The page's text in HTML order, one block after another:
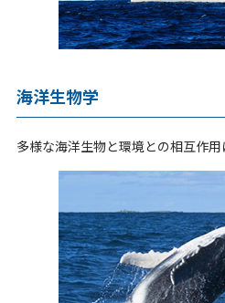
海洋生物学
多様な海洋生物と環境との相互作